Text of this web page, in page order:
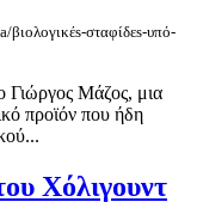
σταφίδεs-υπό-
Γιώργος Μάζος, μια
προϊόν που ήδη
Χόλιγουντ